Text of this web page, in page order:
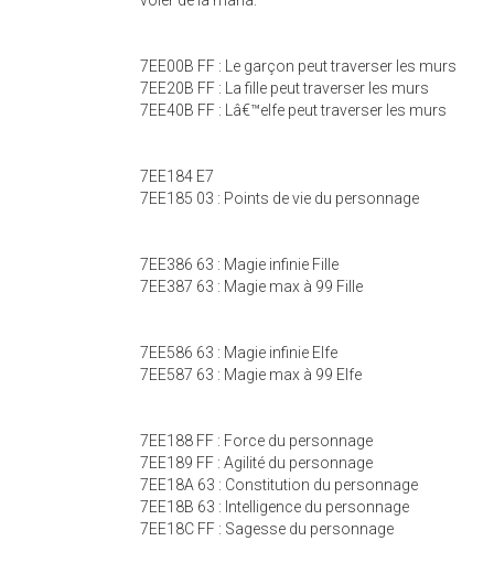
7EE00B FF : Le garçon peut traverser les murs
7EE20B FF : La fille peut traverser les murs
7EE40B FF : Lâ€™elfe peut traverser les murs
7EE184 E7
7EE185 03 : Points de vie du personnage
7EE386 63 : Magie infinie Fille
7EE387 63 : Magie max à 99 Fille
7EE586 63 : Magie infinie Elfe
7EE587 63 : Magie max à 99 Elfe
7EE188 FF : Force du personnage
7EE189 FF : Agilité du personnage
7EE18A 63 : Constitution du personnage
7EE18B 63 : Intelligence du personnage
7EE18C FF : Sagesse du personnage